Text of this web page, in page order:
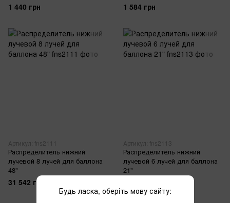
1 440 грн 1 584 грн
Артикул: fns2111
Распределитель нижний
лучевой 8 лучей для баллона
48"
31 542 грн
Артикул: fns2113
Распределитель нижний
лучевой 6 лучей для баллона
21"
Будь ласка, оберіть мову сайту: